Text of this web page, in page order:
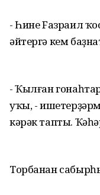
- Һине Fазраил
әйтергә кем
- Ҡылған
уҡы, -
кәрәк тапты.
Торбанан